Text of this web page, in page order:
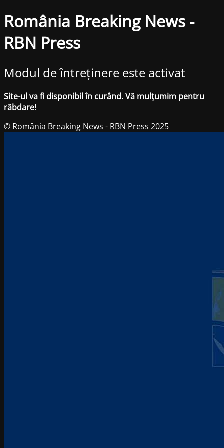
România Breaking News -
RBN Press
Modul de întreținere este activat
Site-ul va fi disponibil în curând. Vă mulțumim pentru
răbdare!
© România Breaking News - RBN Press 2025